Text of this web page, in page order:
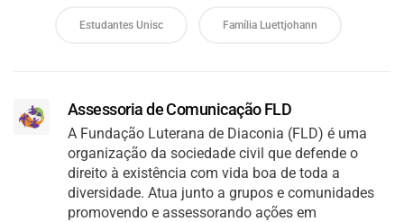
Estudantes Unisc Família Luettjohann
Assessoria de Comunicação FLD
A Fundação Luterana de Diaconia (FLD) é uma
organização da sociedade civil que defende o
direito à existência com vida boa de toda a
diversidade. Atua junto a grupos e comunidades
promovendo e assessorando ações em